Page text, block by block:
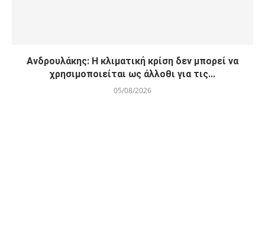
Ανδρουλάκης: Η κλιματική κρίση δεν μπορεί να
χρησιμοποιείται ως άλλοθι για τις...
05/08/2026